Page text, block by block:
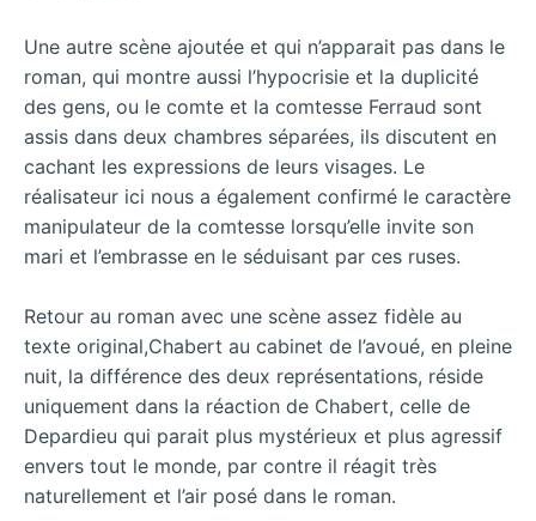
Une autre scène ajoutée et qui n’apparait pas dans le
roman, qui montre aussi l’hypocrisie et la duplicité
des gens, ou le comte et la comtesse Ferraud sont
assis dans deux chambres séparées, ils discutent en
cachant les expressions de leurs visages. Le
réalisateur ici nous a également confirmé le caractère
manipulateur de la comtesse lorsqu’elle invite son
mari et l’embrasse en le séduisant par ces ruses.
Retour au roman avec une scène assez fidèle au
texte original,Chabert au cabinet de l’avoué, en pleine
nuit, la différence des deux représentations, réside
uniquement dans la réaction de Chabert, celle de
Depardieu qui parait plus mystérieux et plus agressif
envers tout le monde, par contre il réagit très
naturellement et l’air posé dans le roman.